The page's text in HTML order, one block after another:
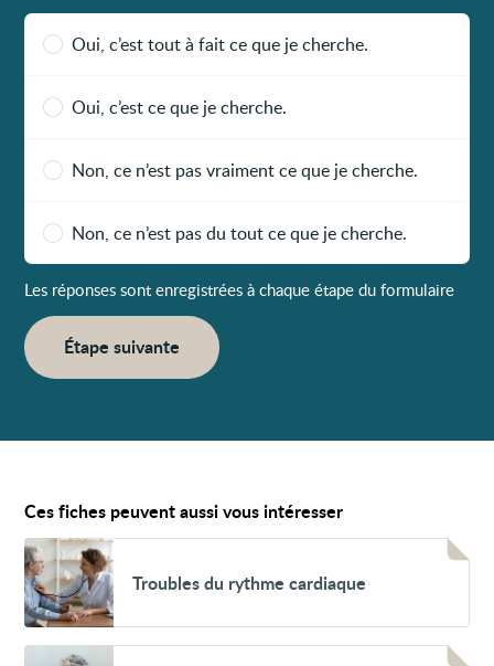
Oui, c’est tout à fait ce que je cherche.
Oui, c’est ce que je cherche.
Non, ce n’est pas vraiment ce que je cherche.
Non, ce n’est pas du tout ce que je cherche.
Les réponses sont enregistrées à chaque étape du formulaire
Étape suivante
Ces fiches peuvent aussi vous intéresser
Voir
Troubles
du
rythme
cardiaque
Troubles du rythme cardiaque
Voir